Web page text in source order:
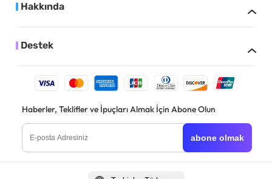
Hakkında
Destek
Haberler, Teklifler ve İpuçları Almak İçin Abone Olun
abone olmak